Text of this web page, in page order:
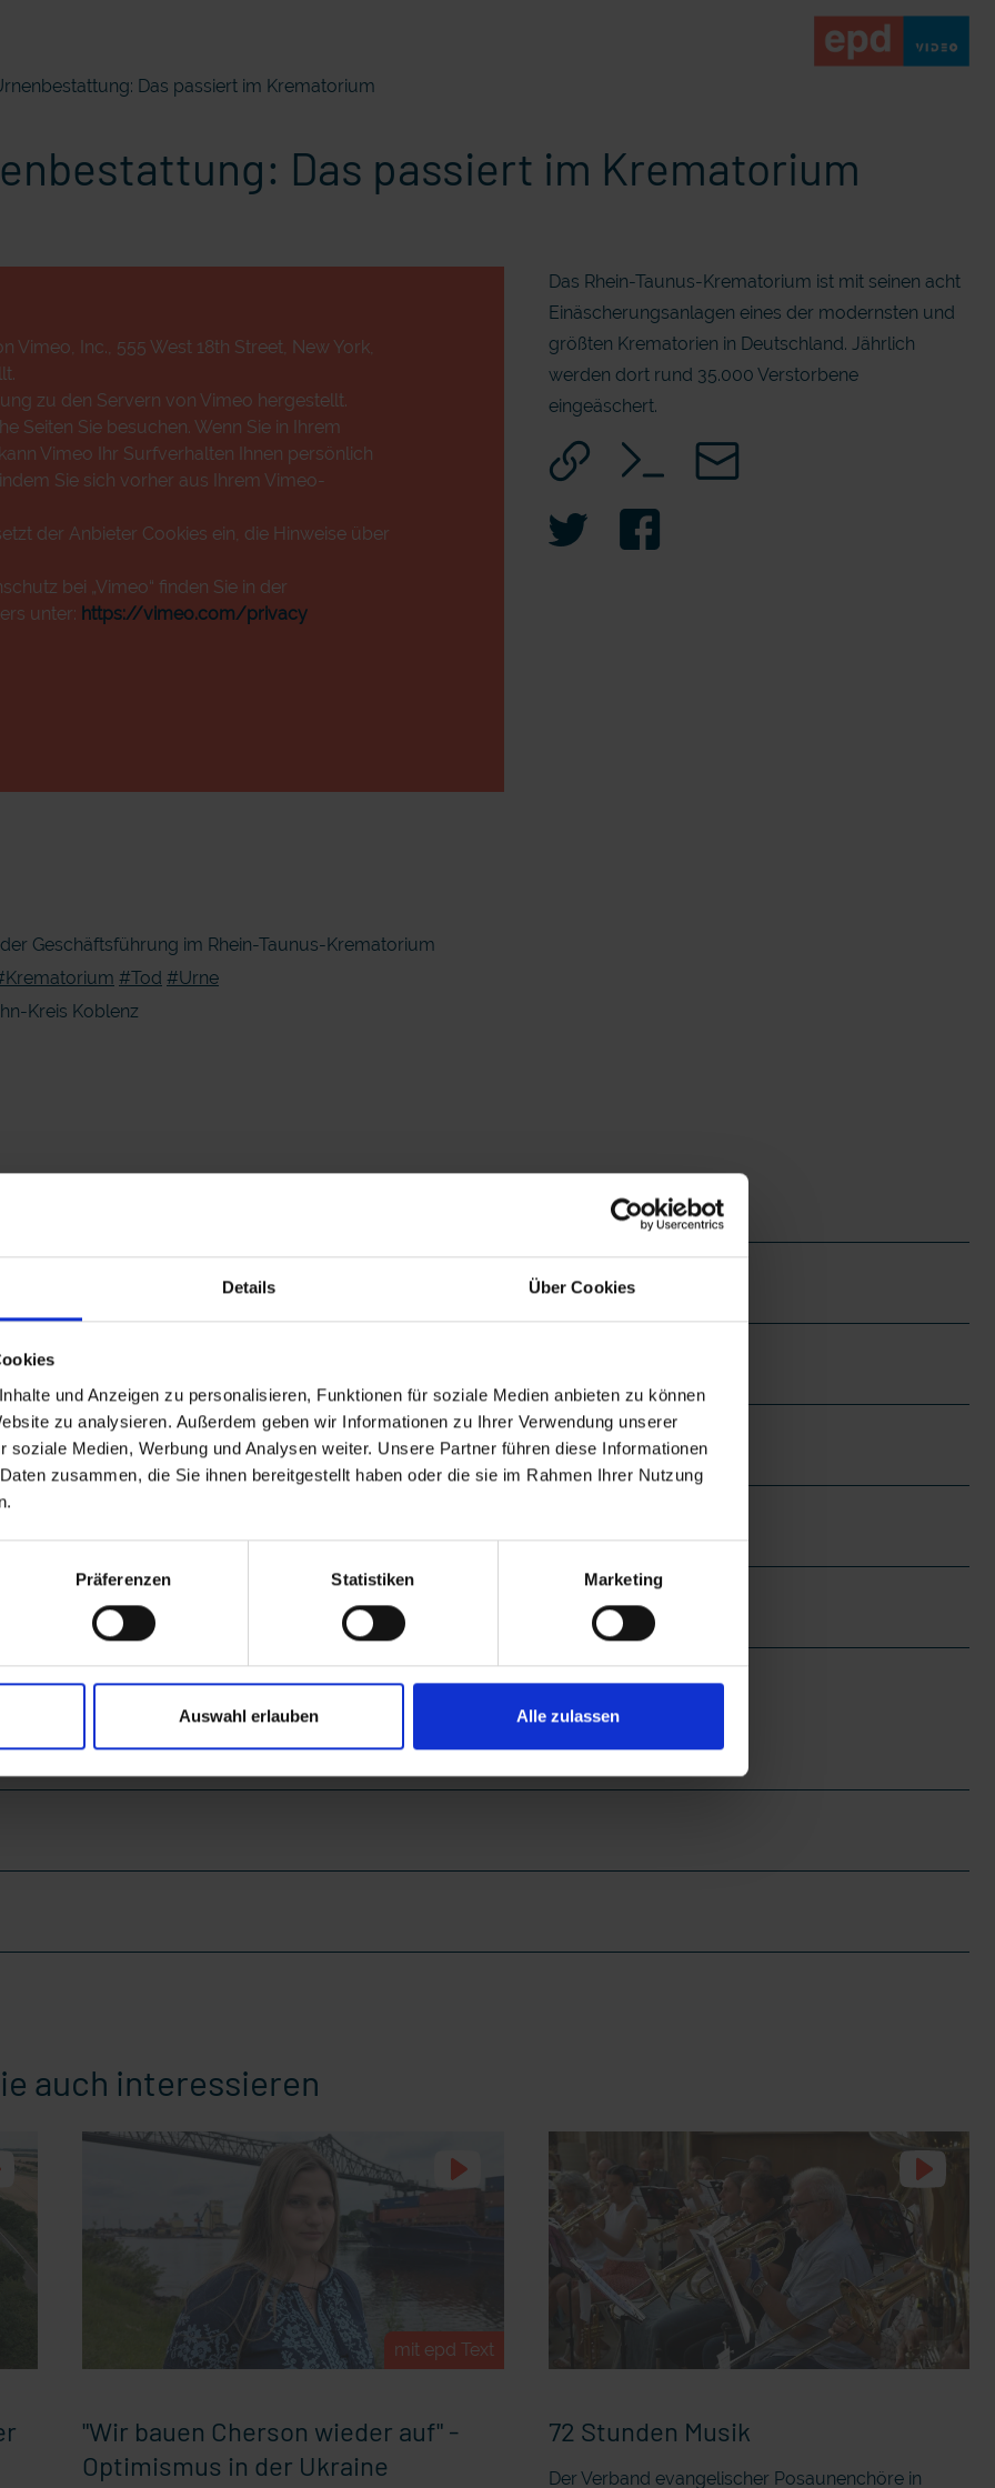
Details Über Cookies
und Anzeigen zu personalisieren, Funktionen für soziale Medien anbieten zu können
zu analysieren. Außerdem geben wir Informationen zu Ihrer Verwendung unserer
soziale Medien, Werbung und Analysen weiter. Unsere Partner führen diese Informationen
zusammen, die Sie ihnen bereitgestellt haben oder die sie im Rahmen Ihrer Nutzung
Präferenzen Statistiken Marketing
Auswahl erlauben Alle zulassen
Das passiert im Krematorium
Das passiert im Krematorium
Vimeo, Inc., 555 West 18th Street, New York,
zu den Servern von Vimeo hergestellt.
Seiten Sie besuchen. Wenn Sie in Ihrem
Vimeo Ihr Surfverhalten Ihnen persönlich
Sie sich vorher aus Ihrem Vimeo-
der Anbieter Cookies ein, die Hinweise über
bei „Vimeo“ finden Sie in der
unter: https://vimeo.com/privacy
Das Rhein-Taunus-Krematorium ist mit seinen acht
Einäscherungsanlagen eines der modernsten und
größten Krematorien in Deutschland. Jährlich
werden dort rund 35.000 Verstorbene
eingeäschert.
Geschäftsführung im Rhein-Taunus-Krematorium
#Tod #Urne
Kreis Koblenz
auch interessieren
mit epd Text
"Wir bauen Cherson wieder auf" -
Optimismus in der Ukraine
72 Stunden Musik
Der Verband evangelischer Posaunenchöre in